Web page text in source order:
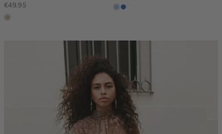
€49.95
lichtzand
blauw,blauw,